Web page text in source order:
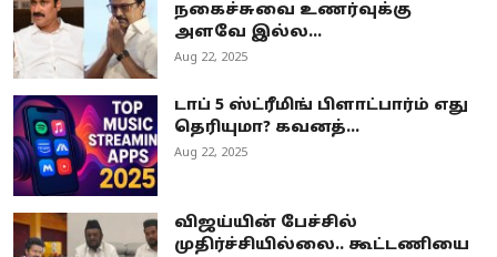
நகைச்சுவை உணர்வுக்கு
அளவே இல்ல...
Aug 22, 2025
டாப் 5 ஸ்ட்ரீமிங் பிளாட்பார்ம் எது
தெரியுமா? கவனத்...
Aug 22, 2025
விஜய்யின் பேச்சில்
முதிர்ச்சியில்லை.. கூட்டணியை